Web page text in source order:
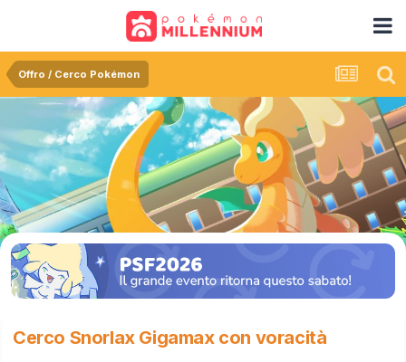
Offro / Cerco Pokémon
Cerco Snorlax Gigamax con voracità